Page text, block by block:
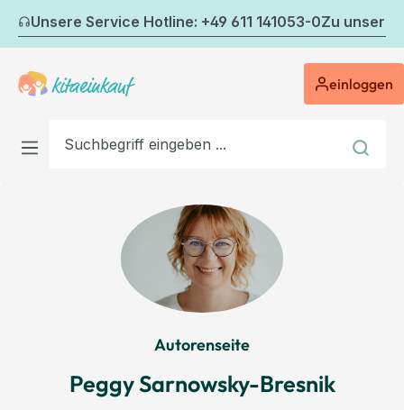
Zum Hauptinhalt springen
Unsere Service Hotline: +49 611 141053-0Zu
einloggen
Autorenseite
Peggy Sarnowsky-Bresnik